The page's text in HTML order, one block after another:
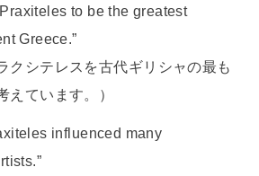
to be the greatest
Greece.”
クシテレスを古代ギリシャの最も
えています。）
influenced many